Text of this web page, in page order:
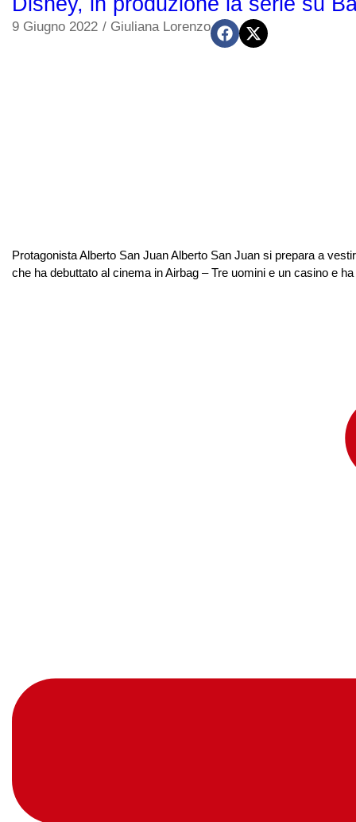
9 Giugno 2022 / Giuliana Lorenzo
Protagonista Alberto San Juan Alberto San Juan si prepara a
che ha debuttato al cinema in Airbag – Tre uomini e un casino e